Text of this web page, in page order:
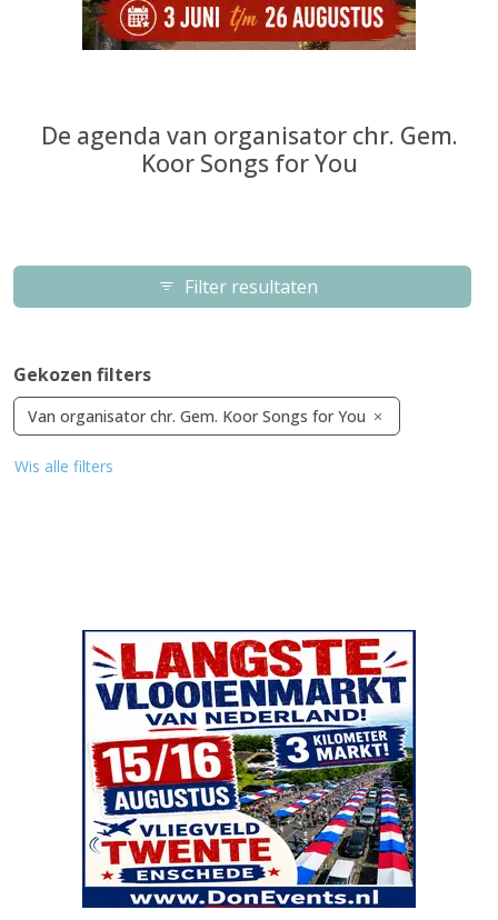
De agenda van organisator chr. Gem.
Koor Songs for You
Filter resultaten
Gekozen filters
Van organisator chr. Gem. Koor Songs for You
Wis alle filters